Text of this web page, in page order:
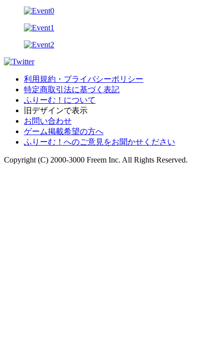
利用規約・プライバシーポリシー
特定商取引法に基づく表記
ふりーむ！について
旧デザインで表示
お問い合わせ
ゲーム掲載希望の方へ
ふりーむ！へのご意見をお聞かせください
Copyright (C) 2000-3000 Freem Inc. All Rights Reserved.